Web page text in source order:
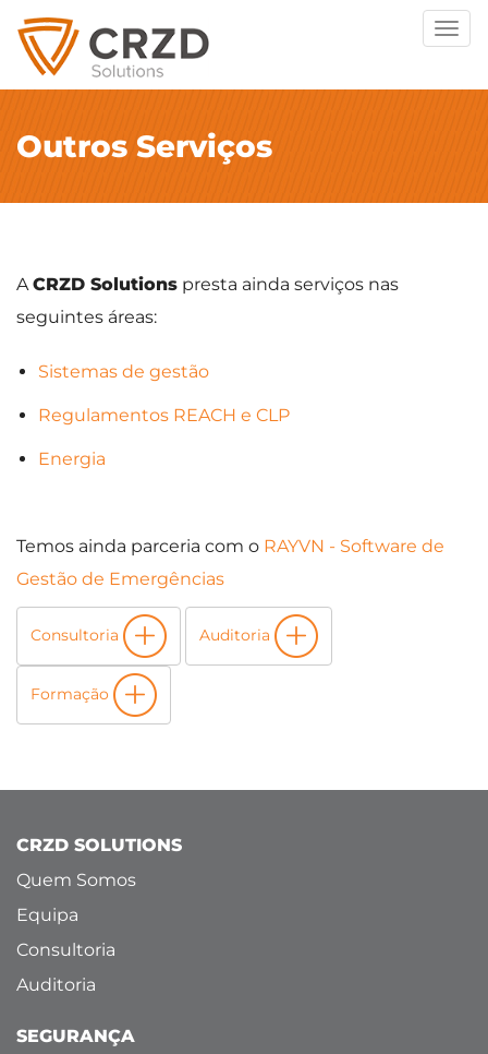
Outros Serviços
ACRZD Solutions presta ainda serviços nas
seguintes áreas:
Sistemas de gestão
Regulamentos REACH e CLP
Energia
Temos ainda parceria com o RAYVN - Software de
Gestão de Emergências
Consultoria Auditoria
Formação
CRZD SOLUTIONS
Quem Somos
Equipa
Consultoria
Auditoria
SEGURANÇA